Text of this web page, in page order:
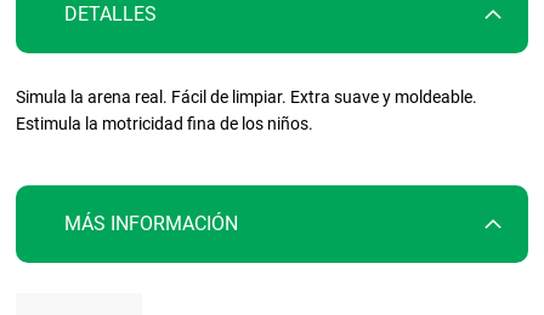
DETALLES
Simula la arena real. Fácil de limpiar. Extra suave y moldeable.
Estimula la motricidad fina de los niños.
MÁS INFORMACIÓN